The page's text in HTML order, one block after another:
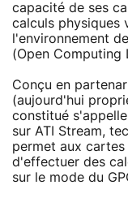
capacité de ses
calculs physiques
l'environnement
(Open Computing
Conçu en
(aujourd'hui
constitué
sur ATI Stream,
permet aux cartes
d'effectuer des
sur le mode du